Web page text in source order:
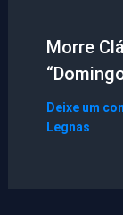
Morre
Deixe um
Legnas